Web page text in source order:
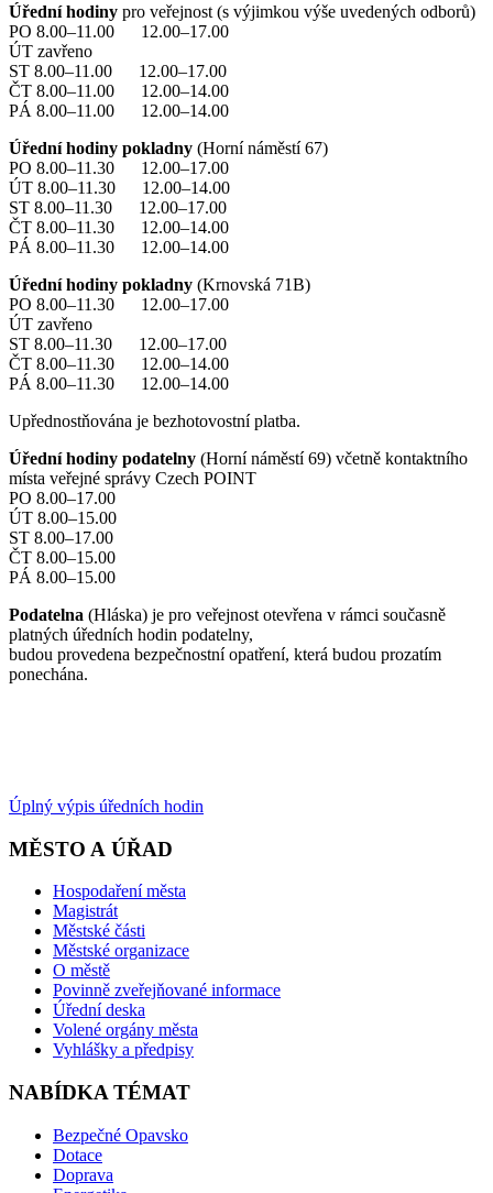
Úřední hodiny pro veřejnost (s výjimkou výše uvedených odborů)
PO 8.00–11.00 12.00–17.00
ÚT zavřeno
ST 8.00–11.00 12.00–17.00
ČT 8.00–11.00 12.00–14.00
PÁ 8.00–11.00 12.00–14.00
Úřední hodiny pokladny (Horní náměstí 67)
PO 8.00–11.30 12.00–17.00
ÚT 8.00–11.30 12.00–14.00
ST 8.00–11.30 12.00–17.00
ČT 8.00–11.30 12.00–14.00
PÁ 8.00–11.30 12.00–14.00
Úřední hodiny pokladny (Krnovská 71B)
PO 8.00–11.30 12.00–17.00
ÚT zavřeno
ST 8.00–11.30 12.00–17.00
ČT 8.00–11.30 12.00–14.00
PÁ 8.00–11.30 12.00–14.00
Upřednostňována je bezhotovostní platba.
Úřední hodiny podatelny (Horní náměstí 69) včetně kontaktního
místa veřejné správy Czech POINT
PO 8.00–17.00
ÚT 8.00–15.00
ST 8.00–17.00
ČT 8.00–15.00
PÁ 8.00–15.00
Podatelna (Hláska) je pro veřejnost otevřena v rámci současně
platných úředních hodin podatelny,
budou provedena bezpečnostní opatření, která budou prozatím
ponechána.
Úplný výpis úředních hodin
MĚSTO A ÚŘAD
Hospodaření města
Magistrát
Městské části
Městské organizace
O městě
Povinně zveřejňované informace
Úřední deska
Volené orgány města
Vyhlášky a předpisy
NABÍDKA TÉMAT
Bezpečné Opavsko
Dotace
Doprava